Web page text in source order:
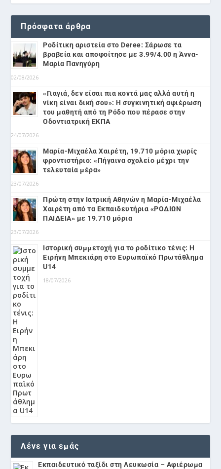
Πρόσφατα άρθρα
Ροδίτικη αριστεία στο Deree: Σάρωσε τα
βραβεία και αποφοίτησε με 3.99/4.00 η Άννα-
Μαρία Πανηγύρη
02/08/2026
«Γιαγιά, δεν είσαι πια κοντά μας αλλά αυτή η
νίκη είναι δική σου»: Η συγκινητική αφιέρωση
του μαθητή από τη Ρόδο που πέρασε στην
Οδοντιατρική ΕΚΠΑ
24/07/2026
Μαρία-Μιχαέλα Χαιρέτη, 19.710 μόρια χωρίς
φροντιστήριο: «Πήγαινα σχολείο μέχρι την
τελευταία μέρα»
23/07/2026
Πρώτη στην Ιατρική Αθηνών η Μαρία-Μιχαέλα
Χαιρέτη από τα Εκπαιδευτήρια «ΡΟΔΙΩΝ
ΠΑΙΔΕΙΑ» με 19.710 μόρια
23/07/2026
Ιστορική συμμετοχή για το ροδίτικο τένις: Η
Ειρήνη Μπεκιάρη στο Ευρωπαϊκό Πρωτάθλημα
U14
18/07/2026
Λένε για εμάς
Εκπαιδευτικό ταξίδι στη Λευκωσία – Αφιέρωμα